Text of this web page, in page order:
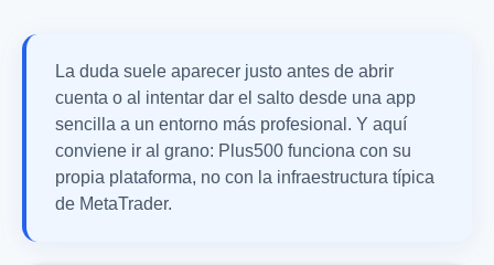
La duda suele aparecer justo antes de abrir
cuenta o al intentar dar el salto desde una app
sencilla a un entorno más profesional. Y aquí
conviene ir al grano: Plus500 funciona con su
propia plataforma, no con la infraestructura típica
de MetaTrader.